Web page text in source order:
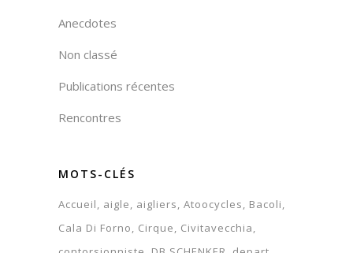
Anecdotes
Non classé
Publications récentes
Rencontres
MOTS-CLÉS
Accueil aigle aigliers Atoocycles
Bacoli
Cala Di Forno
Cirque
Civitavecchia